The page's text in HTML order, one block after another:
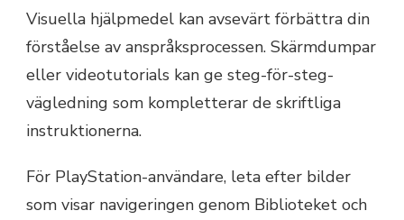
Visuella hjälpmedel kan avsevärt förbättra din
förståelse av anspråksprocessen. Skärmdumpar
eller videotutorials kan ge steg-för-steg-
vägledning som kompletterar de skriftliga
instruktionerna.
För PlayStation-användare, leta efter bilder
som visar navigeringen genom Biblioteket och